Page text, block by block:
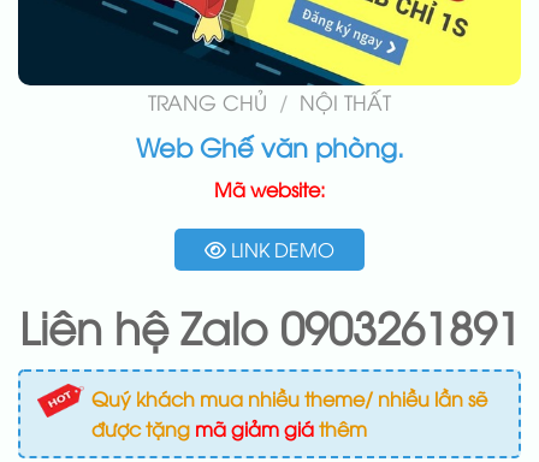
TRANG CHỦ / NỘI THẤT
Web Ghế văn phòng.
Mã website:
LINK DEMO
Liên hệ Zalo 0903261891
Quý khách mua nhiều theme/ nhiều lần sẽ
được tặng mã giảm giáthêm